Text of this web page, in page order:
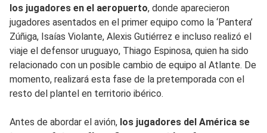
los jugadores en el aeropuerto, donde aparecieron
jugadores asentados en el primer equipo como la ‘Pantera’
Zúñiga, Isaías Violante, Alexis Gutiérrez e incluso realizó el
viaje el defensor uruguayo, Thiago Espinosa, quien ha sido
relacionado con un posible cambio de equipo al Atlante. De
momento, realizará esta fase de la pretemporada con el
resto del plantel en territorio ibérico.
Antes de abordar el avión, los jugadores del América se